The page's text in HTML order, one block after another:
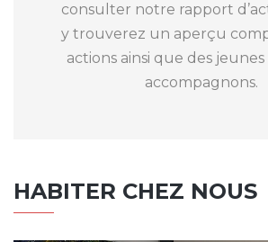
consulter notre rapport
y trouverez un aperçu
actions ainsi que des
accompagnons.
HABITER CHEZ NOUS